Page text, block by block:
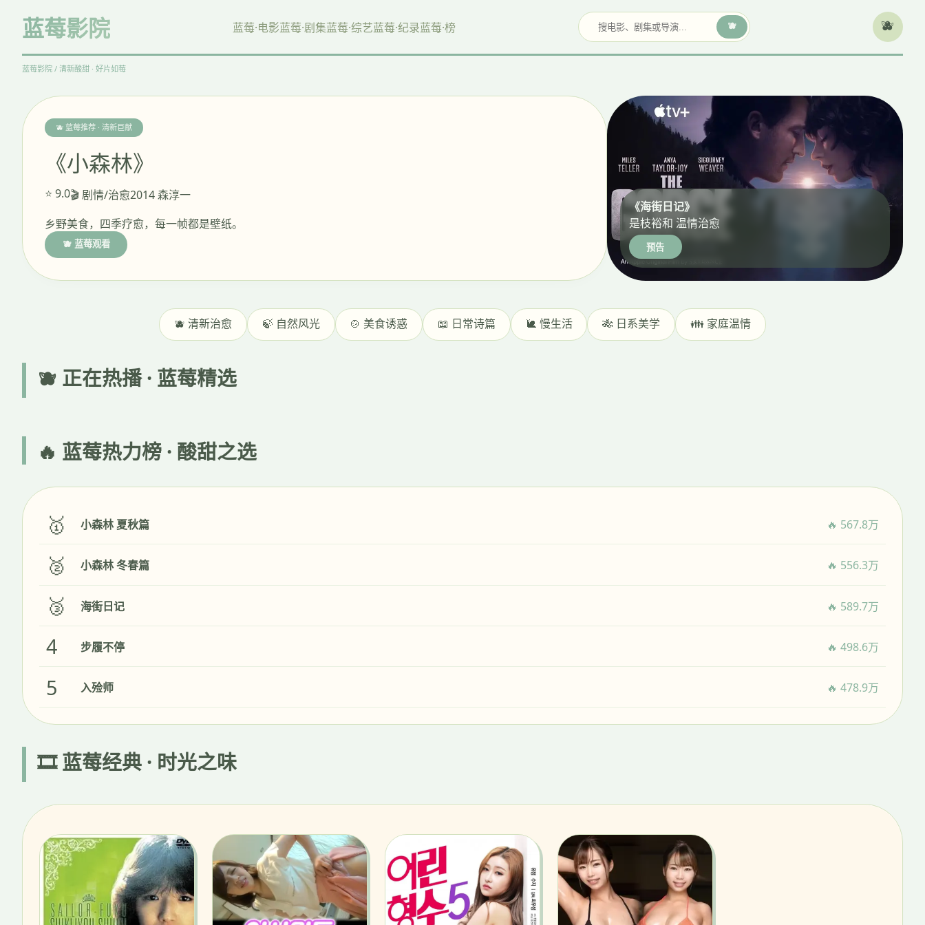
蓝莓影院 蓝莓·电影蓝莓·剧集蓝莓·综艺蓝莓·纪录蓝莓·榜 🫐 🫐
蓝莓影院 / 清新酸甜 · 好片如莓
🫐 蓝莓推荐 · 清新巨献
《小森林》
⭐ 9.0🎬 剧情/治愈2014 森淳一
乡野美食，四季疗愈，每一帧都是壁纸。
🫐 蓝莓观看
《海街日记》
是枝裕和 温情治愈
预告
🫐 清新治愈 🍃 自然风光 🍲 美食诱惑 📖 日常诗篇 🐌 慢生活 🎋 日系美学 👪 家庭温情
🫐 正在热播 · 蓝莓精选
🔥 蓝莓热力榜 · 酸甜之选
🥇 小森林 夏秋篇 🔥 567.8万
🥈 小森林 冬春篇 🔥 556.3万
🥉 海街日记 🔥 589.7万
4 步履不停 🔥 498.6万
5 入殓师 🔥 478.9万
🎞️ 蓝莓经典 · 时光之味